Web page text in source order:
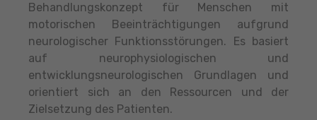
Behandlungskonzept für Menschen mit
motorischen Beeinträchtigungen aufgrund
neurologischer Funktionsstörungen. Es basiert
auf neurophysiologischen und
entwicklungsneurologischen Grundlagen und
orientiert sich an den Ressourcen und der
Zielsetzung des Patienten.